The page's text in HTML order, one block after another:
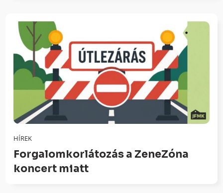
HÍREK
Forgalomkorlátozás a ZeneZóna
koncert miatt